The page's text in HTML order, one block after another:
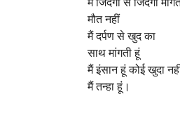
मौत नहीं
मैं दर्पण से खुद का
साथ मांगती हूं
मैं इंसान हूं कोई खुदा
मैं तन्हा हूं।